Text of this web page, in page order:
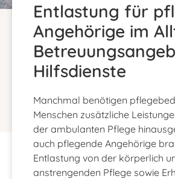
Entlastung für
Angehörige im
Hilfsdienste
Manchmal benötigen
Menschen zusätzliche
der ambulanten Pflege
auch pflegende Angehörige
Entlastung von der körperlich
anstrengenden Pflege sowie